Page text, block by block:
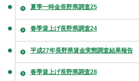
夏季一時金長野県調査25
春季賃上げ長野県調査24
平成27年長野県賃金実態調査結果報告
春季賃上げ長野県調査28